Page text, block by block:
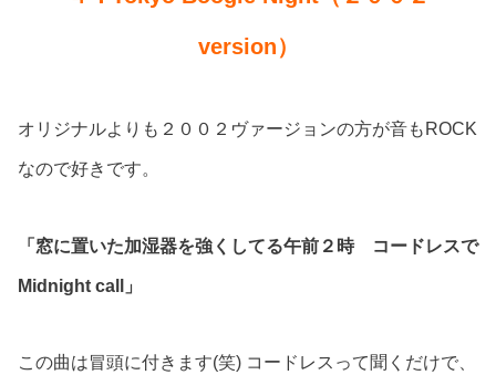
version）
オリジナルよりも２００２ヴァージョンの方が音もROCK
なので好きです。
「窓に置いた加湿器を強くしてる午前２時 コードレスで
Midnight call」
この曲は冒頭に付きます(笑) コードレスって聞くだけで、